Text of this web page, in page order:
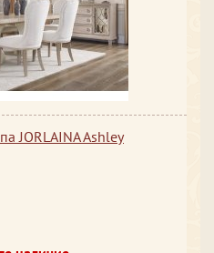
JORLAINA Ashley